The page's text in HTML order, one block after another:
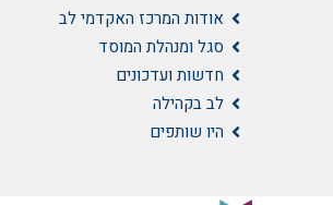
אודות המרכז האקדמי לב
סגל ומנהלת המוסד
חדשות ועדכונים
לב בקהילה
היו שותפים